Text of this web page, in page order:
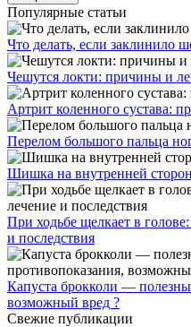
Популярные статьи
Что делать, если заклинило
Чешутся локти: причины и
Артрит коленного сустава:
Перелом большого пальца
Шишка на внутренней
При ходьбе щелкает в
и последствия
Капуста брокколи —
возможный вред ?
Свежие публикации